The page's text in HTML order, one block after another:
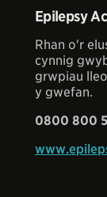
Epilepsy
Rhan o'r
cynnig
grwpiau
y gwefan.
0800 800